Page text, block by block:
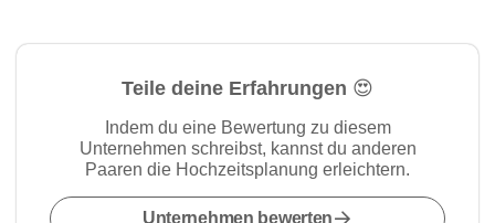
Teile deine Erfahrungen 😍
Indem du eine Bewertung zu diesem
Unternehmen schreibst, kannst du anderen
Paaren die Hochzeitsplanung erleichtern.
Unternehmen bewerten